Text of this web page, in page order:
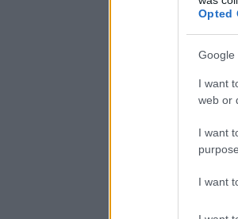
Opted
Google
I want
web or
I want
I want